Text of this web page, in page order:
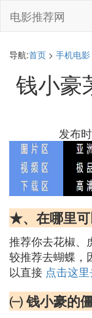
电影推荐网
导航:首页 > 手机电影
钱小豪
发布
★、在哪里可
推荐你去花椒、
较推荐去蝴蝶，
以直接 点击这
㈠ 钱小豪的